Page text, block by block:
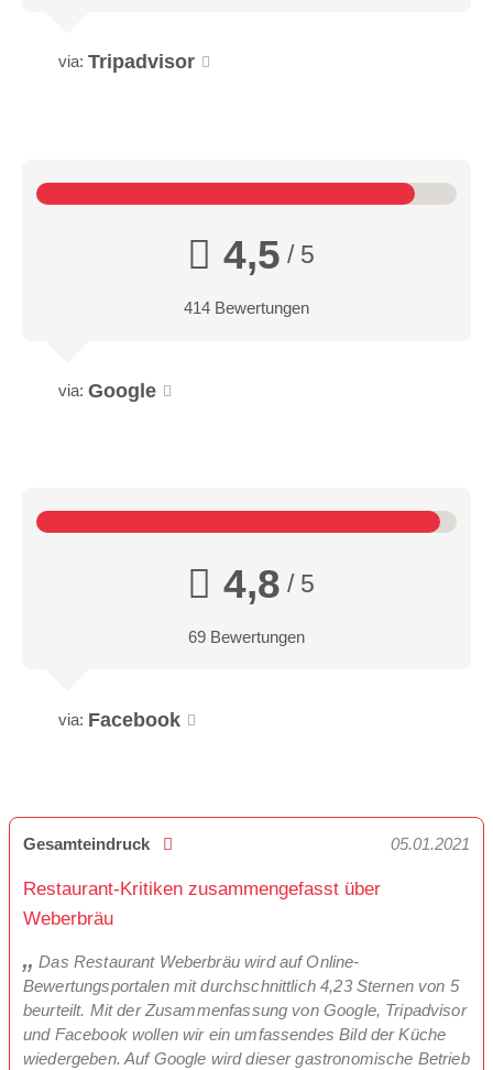
via: Tripadvisor
4,5 / 5
414 Bewertungen
via: Google
4,8 / 5
69 Bewertungen
via: Facebook
Gesamteindruck 05.01.2021
Restaurant-Kritiken zusammengefasst über
Weberbräu
Das Restaurant Weberbräu wird auf Online-
Bewertungsportalen mit durchschnittlich 4,23 Sternen von 5
beurteilt. Mit der Zusammenfassung von Google, Tripadvisor
und Facebook wollen wir ein umfassendes Bild der Küche
wiedergeben. Auf Google wird dieser gastronomische Betrieb